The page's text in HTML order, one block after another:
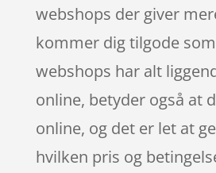
webshops der giver
kommer dig tilgode
webshops har alt
online, betyder også at
online, og det er let at
hvilken pris og